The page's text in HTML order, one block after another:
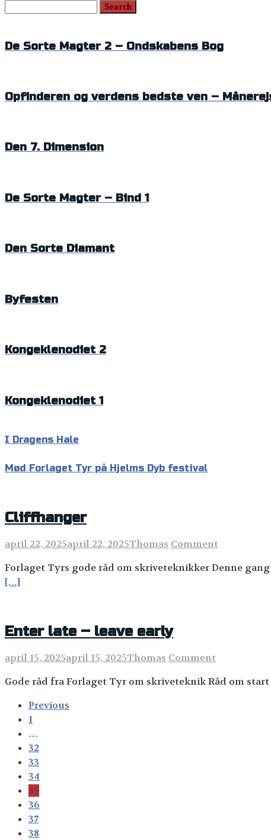
De Sorte Magter 2 – Ondskabens Bog
Opfinderen og verdens bedste ven –
Den 7. Dimension
De Sorte Magter – Bind 1
Den Sorte Diamant
Byfesten
Kongeklenodiet 2
Kongeklenodiet 1
I Dragens Hale
Mød Forlaget Tyr på Hjelms Dyb festival
Cliffhanger
april 22, 2025april 22, 2025Thomas Comment
Forlaget Tyrs gode råd om skriveteknikker Denne
[…]
Enter late – leave early
april 15, 2025april 15, 2025Thomas Comment
Gode råd fra Forlaget Tyr om skriveteknik Råd om
Posts
navigation
Previous
1
…
32
33
34
35
36
37
38